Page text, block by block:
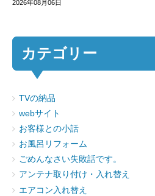
2026年08月06日
カテゴリー
TVの納品
webサイト
お客様との小話
お風呂リフォーム
ごめんなさい失敗話です。
アンテナ取り付け・入れ替え
エアコン入れ替え